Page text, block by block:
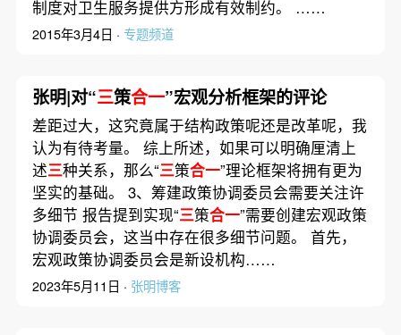
制度对卫生服务提供方形成有效制约。 ……
2015年3月4日 · 专题频道
张明|对“三策合一”宏观分析框架的评论
差距过大，这究竟属于结构政策呢还是改革呢，我
认为有待考量。 综上所述，如果可以明确厘清上
述三种关系，那么“三策合一”理论框架将拥有更为
坚实的基础。 3、筹建政策协调委员会需要关注许
多细节 报告提到实现“三策合一”需要创建宏观政策
协调委员会，这当中存在很多细节问题。 首先，
宏观政策协调委员会是新设机构……
2023年5月11日 · 张明博客